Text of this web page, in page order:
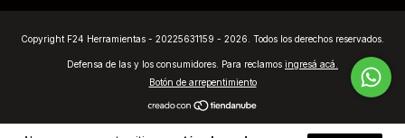
Copyright F24 Herramientas - 20225631159 - 2026. Todos los derechos reservados.
Defensa de las y los consumidores. Para reclamos ingresá acá.
Botón de arrepentimiento